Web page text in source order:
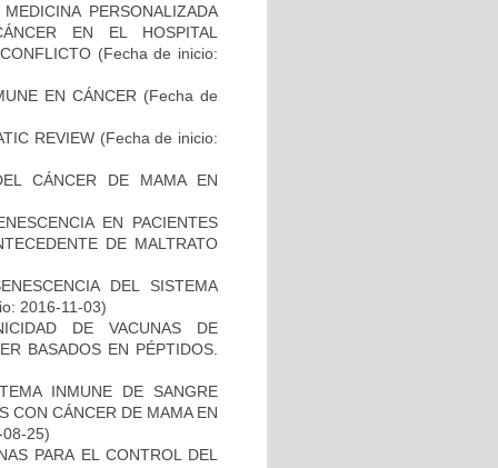
PERSONALIZADA
EN EL HOSPITAL
(Fecha de inicio:
EN CÁNCER (Fecha de
REVIEW (Fecha de inicio:
CÁNCER DE MAMA EN
EN PACIENTES
DE MALTRATO
DEL SISTEMA
2016-11-03)
DE VACUNAS DE
BASADOS EN PÉPTIDOS.
INMUNE DE SANGRE
CON CÁNCER DE MAMA EN
25)
PARA EL CONTROL DEL